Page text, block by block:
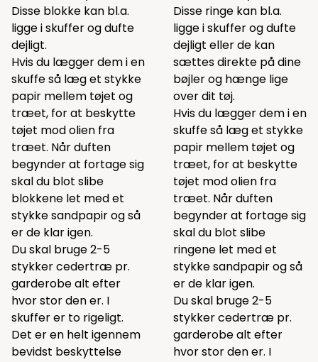
Disse blokke kan bl.a.
ligge i skuffer og dufte
dejligt.
Hvis du lægger dem i en
skuffe så læg et stykke
papir mellem tøjet og
træet, for at beskytte
tøjet mod olien fra
træet. Når duften
begynder at fortage sig
skal du blot slibe
blokkene let med et
stykke sandpapir og så
er de klar igen.
Du skal bruge 2-5
stykker cedertræ pr.
garderobe alt efter
hvor stor den er. I
skuffer er to rigeligt.
Det er en helt igennem
bevidst beskyttelse
Disse ringe kan bl.a.
ligge i skuffer og dufte
dejligt eller de kan
sættes direkte på dine
bøjler og hænge lige
over dit tøj.
Hvis du lægger dem i en
skuffe så læg et stykke
papir mellem tøjet og
træet, for at beskytte
tøjet mod olien fra
træet. Når duften
begynder at fortage sig
skal du blot slibe
ringene let med et
stykke sandpapir og så
er de klar igen.
Du skal bruge 2-5
stykker cedertræ pr.
garderobe alt efter
hvor stor den er. I